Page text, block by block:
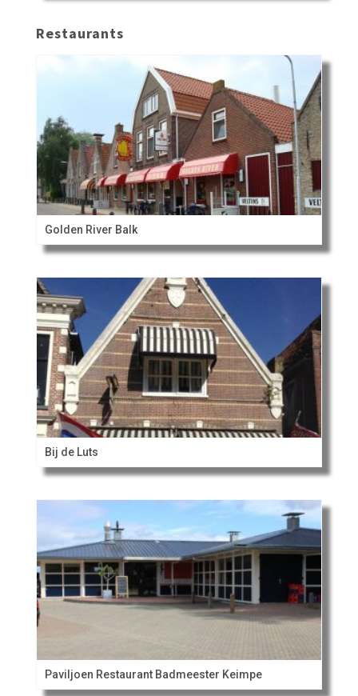
Restaurants
Golden River Balk
Bij de Luts
Paviljoen Restaurant Badmeester Keimpe